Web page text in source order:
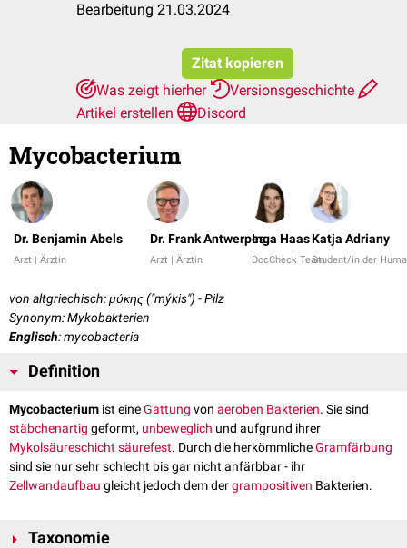
Bearbeitung 21.03.2024
Zitat kopieren
Was zeigt hierher
Versionsgeschichte
Artikel erstellen
Discord
Mycobacterium
Dr. Benjamin Abels
Arzt | Ärztin
Dr. Frank Antwerpes
Arzt | Ärztin
Inga Haas
DocCheck Team
Katja Adriany
Student/in der
von altgriechisch: μύκης ("mýkis") - Pilz
Synonym: Mykobakterien
Englisch: mycobacteria
Definition
Mycobacterium ist eineGattung von aeroben Bakterien. Sie sind
stäbchenartig geformt, unbeweglich und aufgrund ihrer
Mykolsäureschichtsäurefest. Durch die herkömmlicheGramfärbung
sind sie nur sehr schlecht bis gar nicht anfärbbar - ihr
Zellwandaufbau gleicht jedoch dem dergrampositiven Bakterien.
Taxonomie